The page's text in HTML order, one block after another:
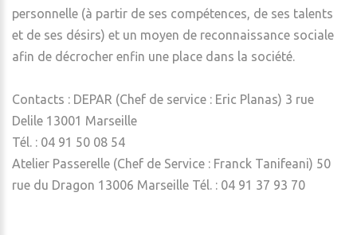
personnelle (à partir de ses compétences, de ses talents
et de ses désirs) et un moyen de reconnaissance sociale
afin de décrocher enfin une place dans la société.
Contacts : DEPAR (Chef de service : Eric Planas) 3 rue
Delile 13001 Marseille
Tél. : 04 91 50 08 54
Atelier Passerelle (Chef de Service : Franck Tanifeani) 50
rue du Dragon 13006 Marseille Tél. : 04 91 37 93 70